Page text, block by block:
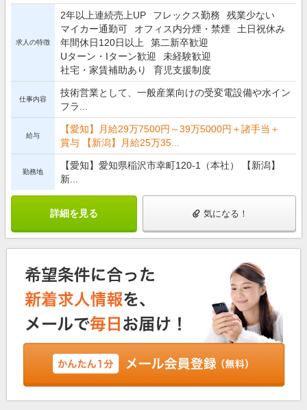
求人の特徴
2年以上連続売上UP フレックス勤務
残業少ない
マイカー通勤可
オフィス内分煙・禁煙
土日祝休み
年間休日120日以上
第二新卒歓迎
Uターン・Iターン歓迎
未経験歓迎
社宅・家賃補助あり
育児支援制度
仕事内容
技術営業として、一般産業向けの受変電設備や水イン
フラ...
給与
【愛知】月給29万7500円～39万5000円＋諸手当＋
賞与 【新潟】月給25万35...
勤務地
【愛知】愛知県稲沢市幸町120-1（本社） 【新潟】
新...
詳細を見る 気になる！